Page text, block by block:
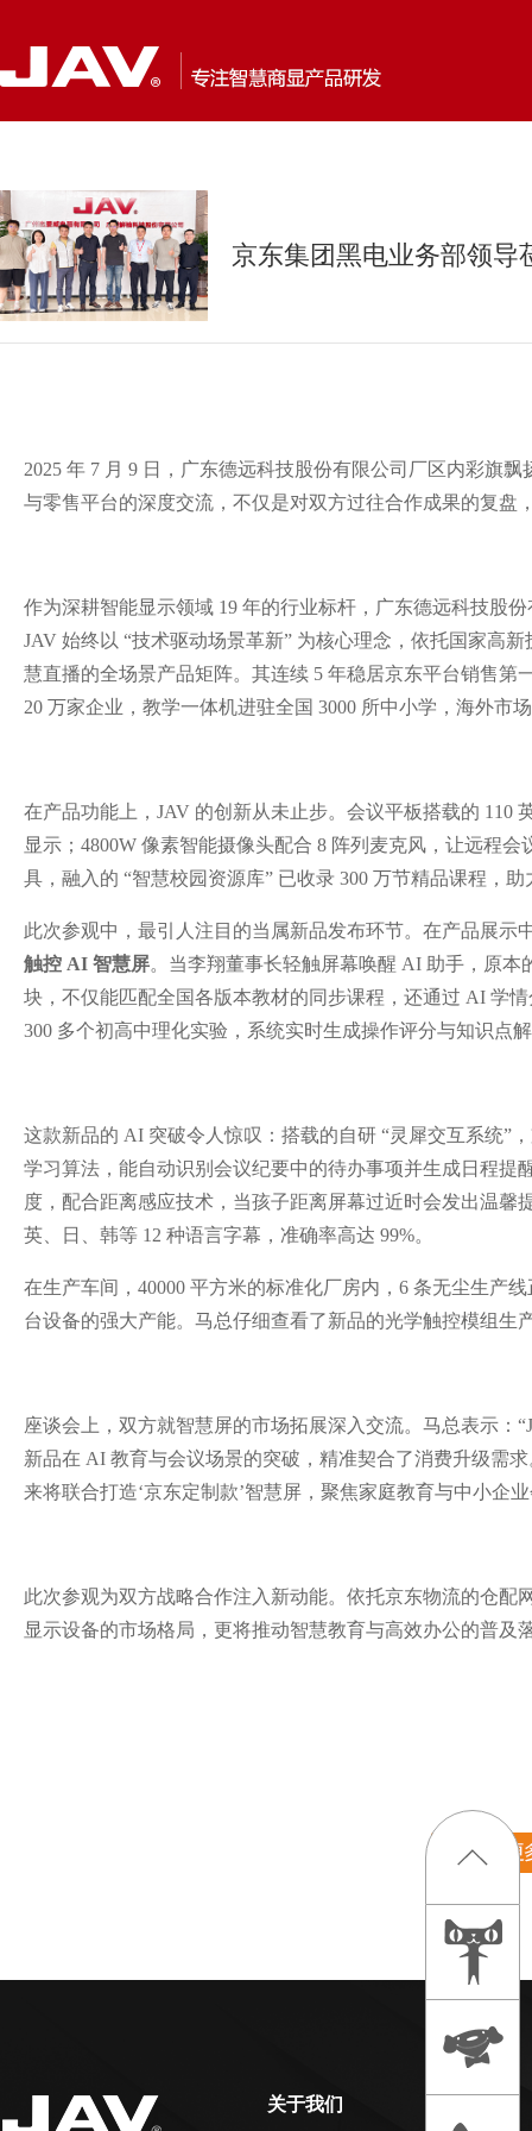
京东集团黑电业务部领导
2025 年 7 月 9 日，广东德远科技股份有限公司厂区内彩旗
与零售平台的深度交流，不仅是对双方过往合作成果的复盘
作为深耕智能显示领域 19 年的行业标杆，广东德远科技股
JAV 始终以 “技术驱动场景革新” 为核心理念，依托国家高
慧直播的全场景产品矩阵。其连续 5 年稳居京东平台销售
20 万家企业，教学一体机进驻全国 3000 所中小学，海外市
在产品功能上，JAV 的创新从未止步。会议平板搭载的 110
显示；4800W 像素智能摄像头配合 8 阵列麦克风，让远程
具，融入的 “智慧校园资源库” 已收录 300 万节精品课程，
此次参观中，最引人注目的当属新品发布环节。在产品展
触控 AI 智慧屏。当李翔董事长轻触屏幕唤醒 AI 助手，原
块，不仅能匹配全国各版本教材的同步课程，还通过 AI 学
300 多个初高中理化实验，系统实时生成操作评分与知识点
这款新品的 AI 突破令人惊叹：搭载的自研 “灵犀交互系统”
学习算法，能自动识别会议纪要中的待办事项并生成日程提
度，配合距离感应技术，当孩子距离屏幕过近时会发出温
英、日、韩等 12 种语言字幕，准确率高达 99%。
在生产车间，40000 平方米的标准化厂房内，6 条无尘生产
台设备的强大产能。马总仔细查看了新品的光学触控模组生
座谈会上，双方就智慧屏的市场拓展深入交流。马总表示
新品在 AI 教育与会议场景的突破，精准契合了消费升级需
来将联合打造‘京东定制款’智慧屏，聚焦家庭教育与中小企
此次参观为双方战略合作注入新动能。依托京东物流的仓
显示设备的市场格局，更将推动智慧教育与高效办公的普及
关于我们